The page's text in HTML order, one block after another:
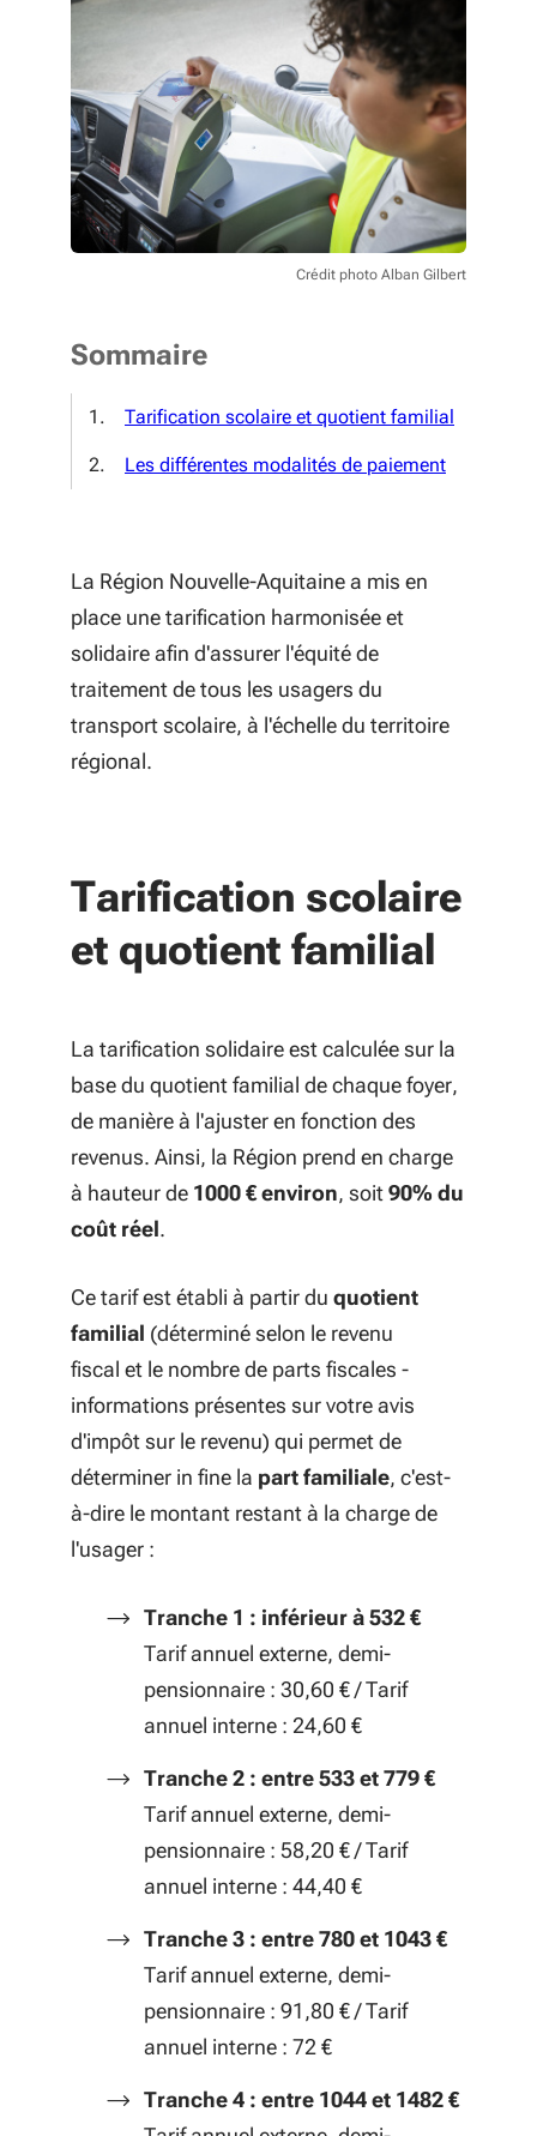
Crédit photo Alban Gilbert
Sommaire
Tarification scolaire et quotient familial
Les différentes modalités de paiement
La Région Nouvelle-Aquitaine a mis en
place une tarification harmonisée et
solidaire afin d'assurer l'équité de
traitement de tous les usagers du
transport scolaire, à l'échelle du territoire
régional.
Tarification scolaire
et quotient familial
La tarification solidaire est calculée sur la
base du quotient familial de chaque foyer,
de manière à l'ajuster en fonction des
revenus. Ainsi, la Région prend en charge
à hauteur de 1000 € environ, soit90% du
coût réel.
Ce tarif est établi à partir du quotient
familial (déterminé selon le revenu
fiscal et le nombre de parts fiscales -
informations présentes sur votre avis
d'impôt sur le revenu) qui permet de
déterminer in fine la part familiale, c'est-
à-dire le montant restant à la charge de
l'usager :
Tranche 1 : inférieur à 532 €
Tarif annuel externe, demi-
pensionnaire : 30,60 € / Tarif
annuel interne : 24,60 €
Tranche 2 : entre 533 et 779 €
Tarif annuel externe, demi-
pensionnaire : 58,20 € / Tarif
annuel interne : 44,40 €
Tranche 3 : entre 780 et 1043 €
Tarif annuel externe, demi-
pensionnaire : 91,80 € / Tarif
annuel interne : 72 €
Tranche 4 : entre 1044 et 1482 €